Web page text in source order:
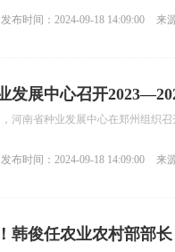
发布时间：2024-09-18 14:09:00 来
发展中心召开
，河南省种业发展中心在郑州组织
发布时间：2024-09-18 14:09:00 来
韩俊任农业农村部部长